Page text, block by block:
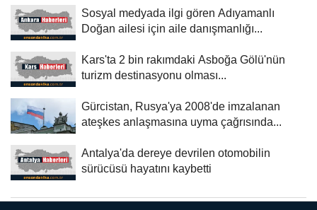
Sosyal medyada ilgi gören Adıyamanlı
Doğan ailesi için aile danışmanlığı...
Kars'ta 2 bin rakımdaki Asboğa Gölü'nün
turizm destinasyonu olması...
Gürcistan, Rusya'ya 2008'de imzalanan
ateşkes anlaşmasına uyma çağrısında...
Antalya'da dereye devrilen otomobilin
sürücüsü hayatını kaybetti